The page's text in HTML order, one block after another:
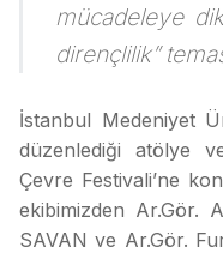
mücadeleye
dirençlilik”
İstanbul Medeniyet
düzenlediği atölye
Çevre Festivali’ne
ekibimizden Ar.Gör.
SAVAN ve Ar.Gör.